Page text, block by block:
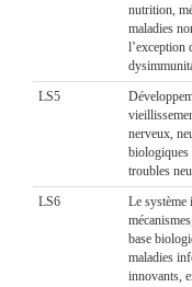
nutrition,
maladies
l’exception
LS5
nerveux,
biologiques
troubles
LS6
Le système
base
maladies
innovants,